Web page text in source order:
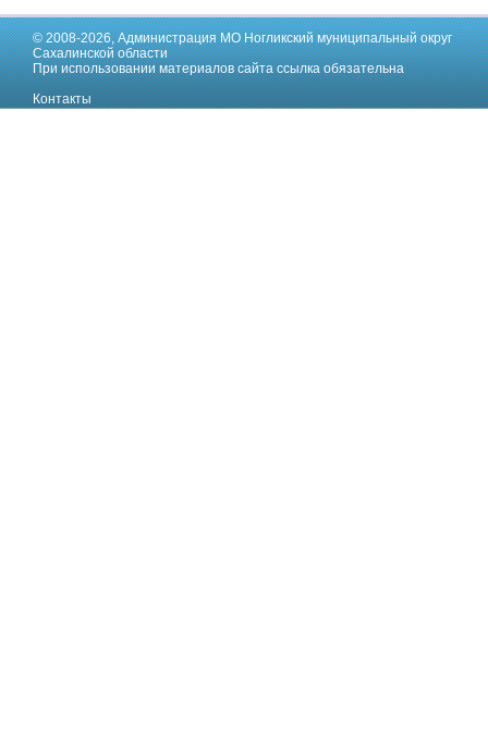
© 2008-2026,Администрация МО Ногликский муниципальный округ
Сахалинской области
При использовании материалов сайта ссылка обязательна
Контакты